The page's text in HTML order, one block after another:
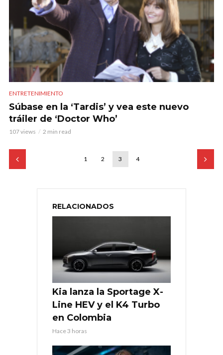
ENTRETENIMIENTO
Súbase en la ‘Tardis’ y vea este nuevo
tráiler de ‘Doctor Who’
107 views 2 min read
1 2 3 4
RELACIONADOS
Kia lanza la Sportage X-
Line HEV y el K4 Turbo
en Colombia
Hace 3 horas